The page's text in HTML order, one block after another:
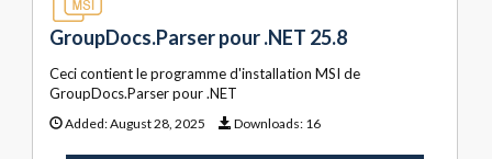
GroupDocs.Parser pour .NET 25.8
Ceci contient le programme d'installation MSI de
GroupDocs.Parser pour .NET
Added:August 28, 2025 Downloads: 16